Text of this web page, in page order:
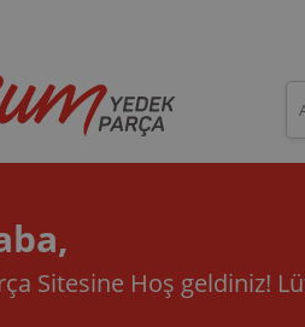
Sitesine Hoş geldiniz!